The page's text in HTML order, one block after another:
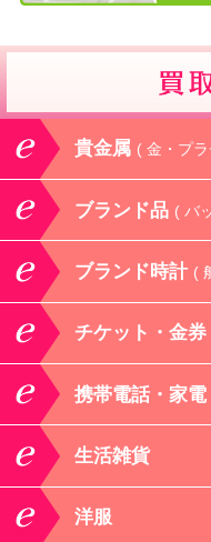
貴金属 ( 金・プ
ブランド品 ( バ
ブランド時計 (
チケット・金券
携帯電話・家電
生活雑貨
洋服